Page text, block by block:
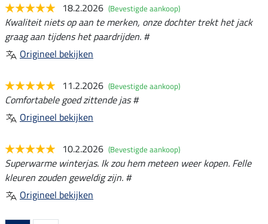
18.2.2026 (Bevestigde aankoop)
Kwaliteit niets op aan te merken, onze dochter trekt het jack
graag aan tijdens het paardrijden. #
Origineel bekijken
11.2.2026 (Bevestigde aankoop)
Comfortabele goed zittende jas #
Origineel bekijken
10.2.2026 (Bevestigde aankoop)
Superwarme winterjas. Ik zou hem meteen weer kopen. Felle
kleuren zouden geweldig zijn. #
Origineel bekijken